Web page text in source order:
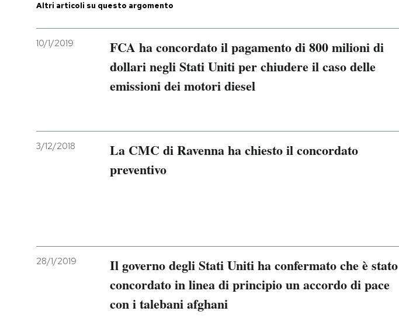
Altri articoli su questo argomento
10/1/2019
FCA ha concordato il pagamento di 800 milioni di
dollari negli Stati Uniti per chiudere il caso delle
emissioni dei motori diesel
3/12/2018
La CMC di Ravenna ha chiesto il concordato
preventivo
28/1/2019
Il governo degli Stati Uniti ha confermato che è stato
concordato in linea di principio un accordo di pace
con i talebani afghani